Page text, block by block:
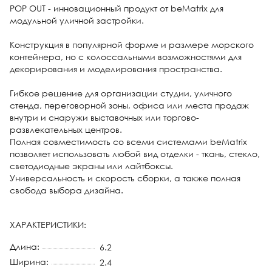
POP OUT - инновационный продукт от beMatrix для
модульной уличной застройки.
Конструкция в популярной форме и размере морского
контейнера, но с колоссальными возможностями для
декорирования и моделирования пространства.
Гибкое решение для организации студии, уличного
стенда, переговорной зоны, офиса или места продаж
внутри и снаружи выставочных или торгово-
развлекательных центров.
Полная совместимость со всеми системами beMatrix
позволяет использовать любой вид отделки - ткань, стекло,
светодиодные экраны или лайтбоксы.
Универсальность и скорость сборки, а также полная
свобода выбора дизайна.
ХАРАКТЕРИСТИКИ:
Длина:
6.2
Ширина:
2.4